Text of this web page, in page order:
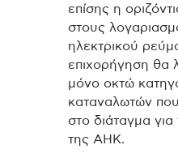
επίσης η
στους
ηλεκτρικού
επιχορήγηση θα
μόνο οκτώ
καταναλωτών
στο διάταγμα
της ΑΗΚ.